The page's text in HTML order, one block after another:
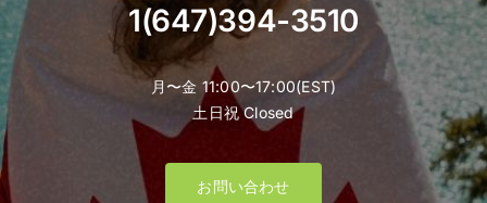
1(647)394-3510
月〜金 11:00〜17:00(EST)
土日祝 Closed
お問い合わせ